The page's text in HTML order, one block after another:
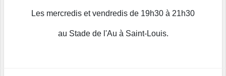
Les mercredis et vendredis de 19h30 à 21h30
au Stade de l'Au à Saint-Louis.